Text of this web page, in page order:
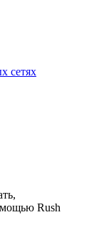
сетях